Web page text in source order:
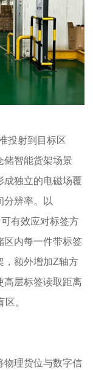
投射到目标区
储智能货架场景
成独立的电磁场覆
分辨率。以
有效应对标签方
区内每一件带标签
，额外增加Z轴方
高层标签读取距离
。
物理货位与数字信